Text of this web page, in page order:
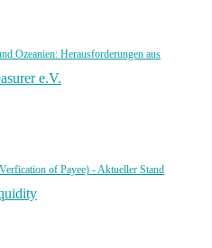
Ozeanien: Herausforderungen aus
e.V.
of Payee) - Aktueller Stand